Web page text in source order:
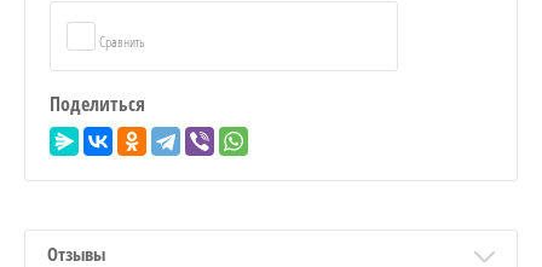
Сравнить
Поделиться
Отзывы